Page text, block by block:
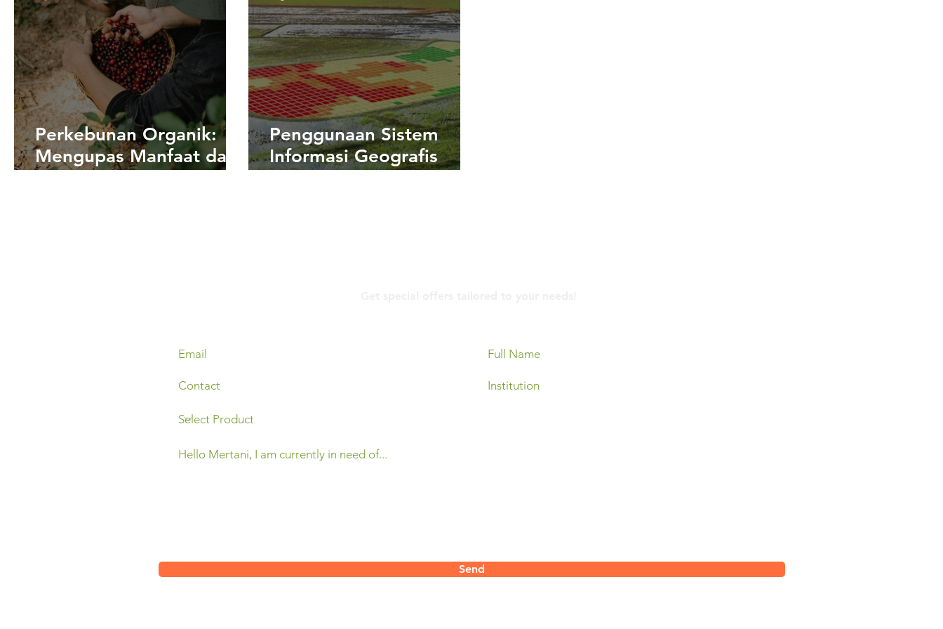
(WQMS)
Perkebunan Organik:
Mengupas Manfaat dan
Penggunaan Sistem
Informasi Geografis
Send